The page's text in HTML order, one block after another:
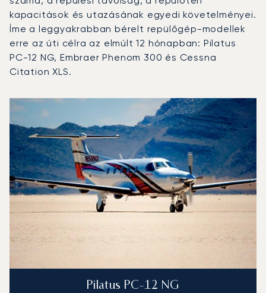
kapacitások és utazásának egyedi követelményei.
Íme a leggyakrabban bérelt repülőgép-modellek
erre az úti célra az elmúlt 12 hónapban: Pilatus
PC-12 NG, Embraer Phenom 300 és Cessna
Citation XLS.
Repülőgép fotója
Repülőgép-típus Repülési
Ülőhelyek
Sebesség (km/h)
Sebesség
Hatótávolság (km)Hatótávolság (NM)
Pilatus PC-12 NG